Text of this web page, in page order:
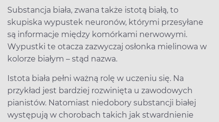
Substancja biała, zwana także istotą białą, to
skupiska wypustek neuronów, którymi przesyłane
są informacje między komórkami nerwowymi.
Wypustki te otacza zazwyczaj osłonka mielinowa w
kolorze białym – stąd nazwa.
Istota biała pełni ważną rolę w uczeniu się. Na
przykład jest bardziej rozwinięta u zawodowych
pianistów. Natomiast niedobory substancji białej
występują w chorobach takich jak stwardnienie